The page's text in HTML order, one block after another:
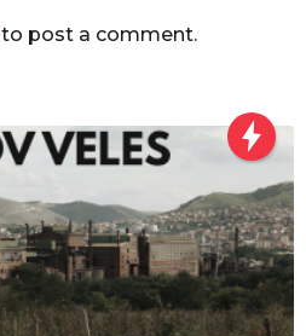
to post a comment.